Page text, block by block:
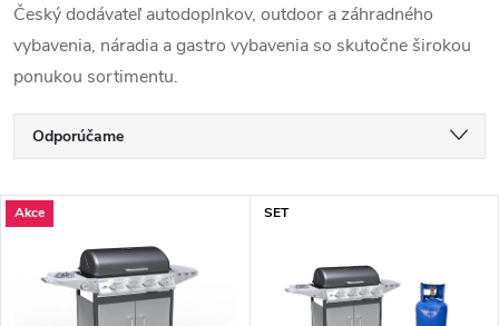
Český dodávateľ autodoplnkov, outdoor a záhradného
vybavenia, náradia a gastro vybavenia so skutočne širokou
ponukou sortimentu.
Radenie produktov
Odporúčame
Najdrahšie
Najpredávanejšie
Abecedne
Výpis produktov
Akce SET